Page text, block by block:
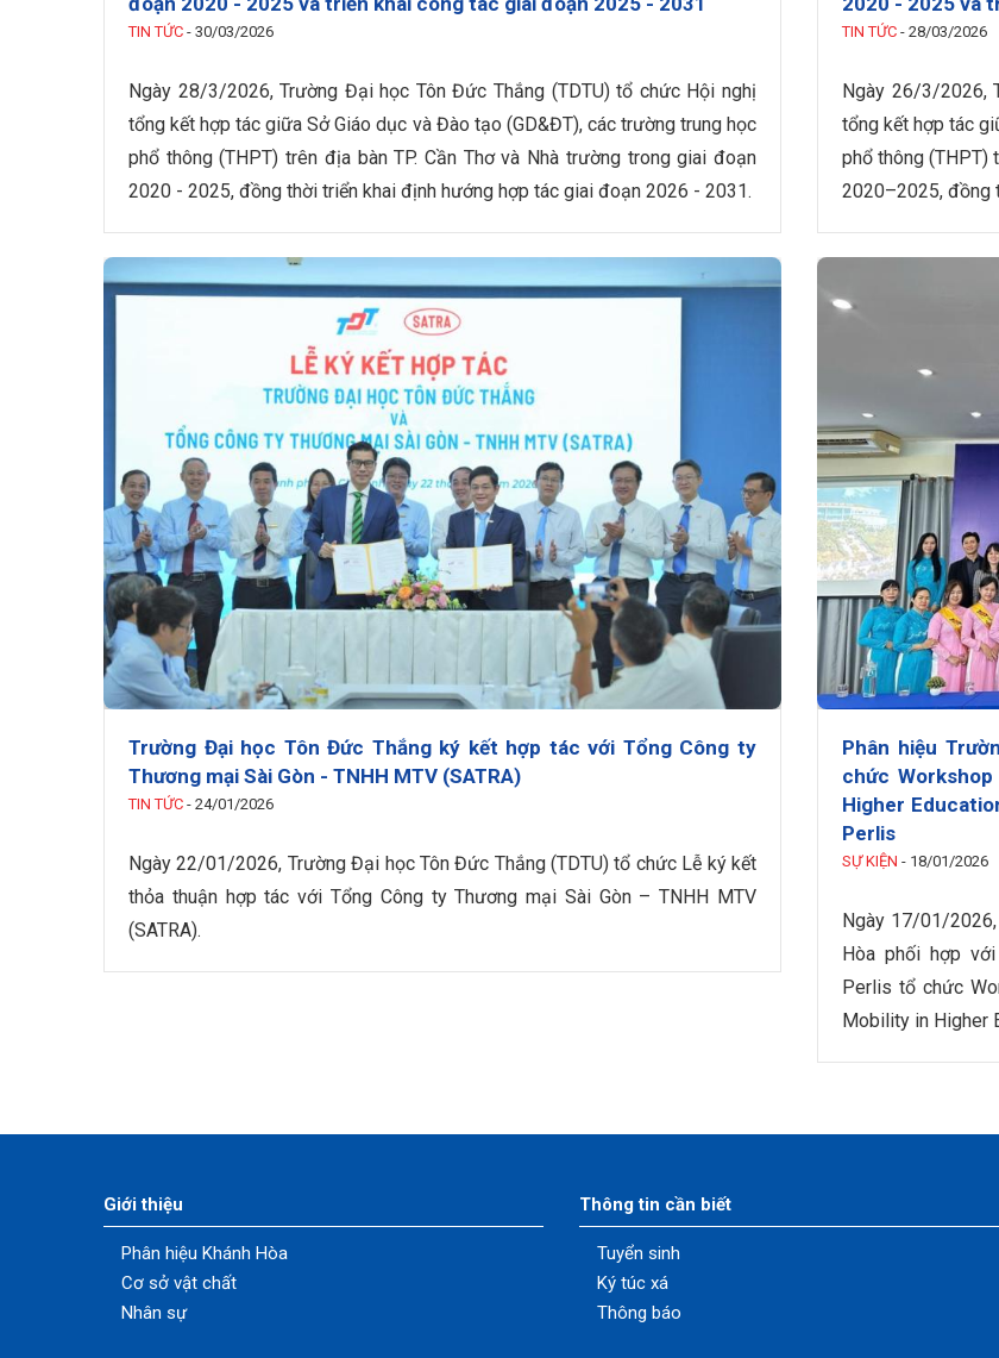
TIN TỨC - 30/03/2026
Ngày 28/3/2026, Trường Đại học Tôn Đức Thắng (TDTU) tổ chức Hội nghị
tổng kết hợp tác giữa Sở Giáo dục và Đào tạo (GD&ĐT), các trường trung học
phổ thông (THPT) trên địa bàn TP. Cần Thơ và Nhà trường trong giai đoạn
2020 - 2025, đồng thời triển khai định hướng hợp tác giai đoạn 2026 - 2031.
TIN TỨC - 28/03/2026
Ngày 26/3/2026,
tổng kết hợp tác
phổ thông (THPT)
2020–2025, đồng
Trường Đại học Tôn Đức Thắng ký kết hợp tác với Tổng Công ty
Thương mại Sài Gòn - TNHH MTV (SATRA)
TIN TỨC - 24/01/2026
Ngày 22/01/2026, Trường Đại học Tôn Đức Thắng (TDTU) tổ chức Lễ ký kết
thỏa thuận hợp tác với Tổng Công ty Thương mại Sài Gòn – TNHH MTV
(SATRA).
Phân hiệu
chức
Higher
Perlis
SỰ KIỆN - 18/01/2026
Ngày 17/01/
Hòa phối hợp
Perlis tổ chức
Mobility in Higher
Giới thiệu
Phân hiệu Khánh Hòa
Cơ sở vật chất
Nhân sự
Thông tin cần biết
Tuyển sinh
Ký túc xá
Thông báo